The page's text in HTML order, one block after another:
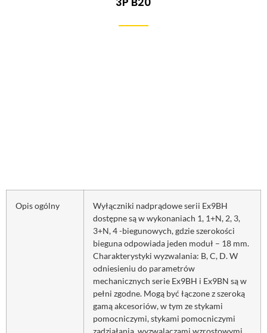
Opis ogólny
Wyłączniki nadprądowe serii Ex9BH
dostępne są w wykonaniach 1, 1+N, 2, 3,
3+N, 4 -biegunowych, gdzie szerokości
bieguna odpowiada jeden moduł – 18 mm.
Charakterystyki wyzwalania: B, C, D. W
odniesieniu do parametrów
mechanicznych serie Ex9BH i Ex9BN są w
pełni zgodne. Mogą być łączone z szeroką
gamą akcesoriów, w tym ze stykami
pomocniczymi, stykami pomocniczymi
zadziałania, wyzwalaczami wzrostowymi,